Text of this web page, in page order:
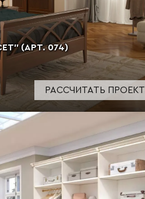
(АРТ. 074)
РАССЧИТАТЬ ПРОЕКТ